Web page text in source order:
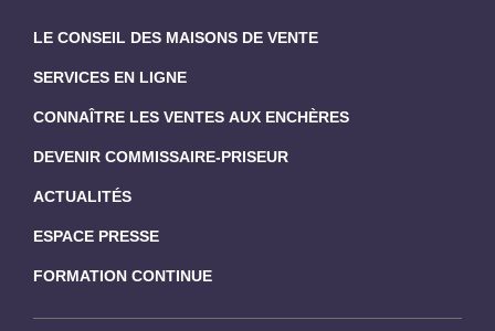
LE CONSEIL DES MAISONS DE VENTE
SERVICES EN LIGNE
CONNAÎTRE LES VENTES AUX ENCHÈRES
DEVENIR COMMISSAIRE-PRISEUR
ACTUALITÉS
ESPACE PRESSE
FORMATION CONTINUE